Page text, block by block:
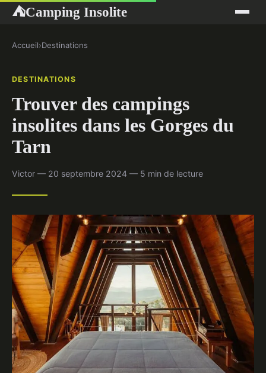
⛺Camping Insolite
Accueil›Destinations
DESTINATIONS
Trouver des campings
insolites dans les Gorges du
Tarn
Victor — 20 septembre 2024 — 5 min de lecture